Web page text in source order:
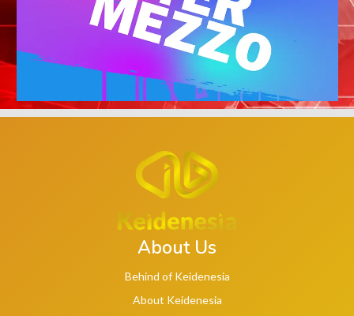
About Us
Behind of Keidenesia
About Keidenesia